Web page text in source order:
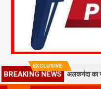
EXCLUSIVE
BREAKING NEWS
मलबा, श्रीनगर में अलकनंदा का जलस्तर